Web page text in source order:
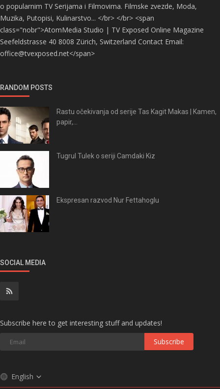
o popularnim TV Serijama i Filmovima. Filmske zvezde, Moda,
Muzika, Putopisi, Kulinarstvo... </br> </br> <span
class="nobr">AtomMedia Studio | TV Exposed Online Magazine
Seefeldstrasse 40 8008 Zürich, Switzerland Contact Email:
office@tvexposed.net</span>
RANDOM POSTS
Rastu očekivanja od serije Tas Kagit Makas | Kamen,
papir,...
Tugrul Tulek o seriji Camdaki Kiz
Ekspresan razvod Nur Fettahoglu
SOCIAL MEDIA
Subscribe here to get interesting stuff and updates!
Subscribe
English